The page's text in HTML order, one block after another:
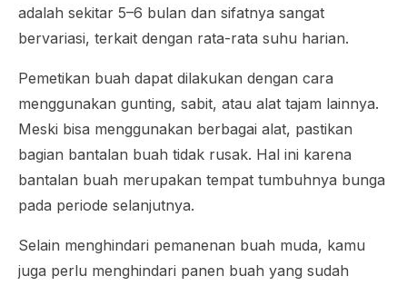
adalah sekitar 5–6 bulan dan sifatnya sangat
bervariasi, terkait dengan rata-rata suhu harian.
Pemetikan buah dapat dilakukan dengan cara
menggunakan gunting, sabit, atau alat tajam lainnya.
Meski bisa menggunakan berbagai alat, pastikan
bagian bantalan buah tidak rusak. Hal ini karena
bantalan buah merupakan tempat tumbuhnya bunga
pada periode selanjutnya.
Selain menghindari pemanenan buah muda, kamu
juga perlu menghindari panen buah yang sudah